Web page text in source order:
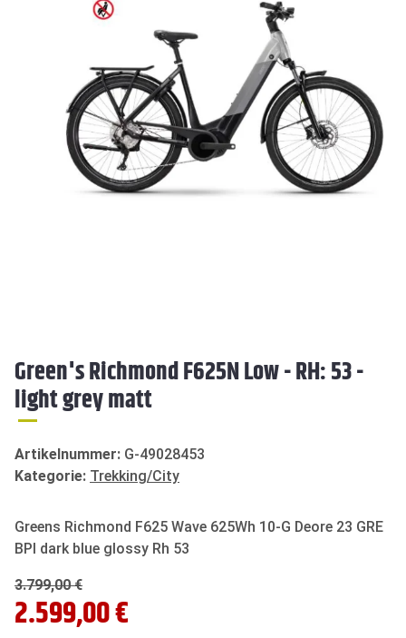
Green's Richmond F625N Low - RH: 53 -
light grey matt
Artikelnummer: G-49028453
Kategorie: Trekking/City
Greens Richmond F625 Wave 625Wh 10-G Deore 23 GRE
BPI dark blue glossy Rh 53
3.799,00 €
2.599,00 €